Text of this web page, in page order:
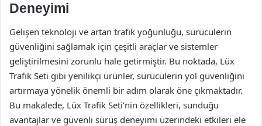
Deneyimi
Gelişen teknoloji ve artan trafik yoğunluğu, sürücülerin
güvenliğini sağlamak için çeşitli araçlar ve sistemler
geliştirilmesini zorunlu hale getirmiştir. Bu noktada, Lüx
Trafik Seti gibi yenilikçi ürünler, sürücülerin yol güvenliğini
artırmaya yönelik önemli bir adım olarak öne çıkmaktadır.
Bu makalede, Lüx Trafik Seti’nin özellikleri, sunduğu
avantajlar ve güvenli sürüş deneyimi üzerindeki etkileri ele